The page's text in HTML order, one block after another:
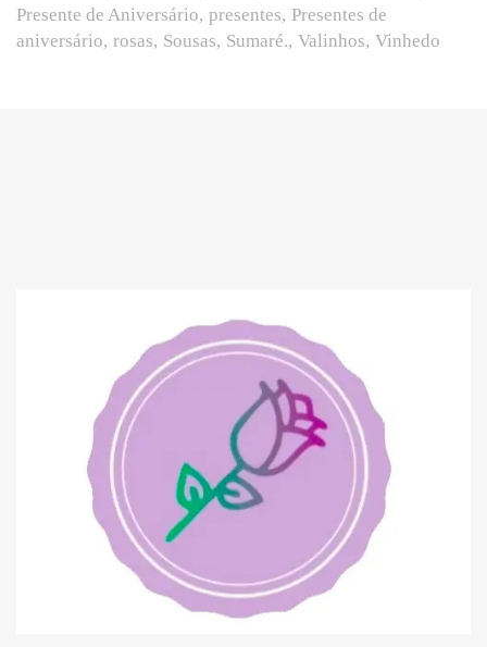
Presente de Aniversário presentes Presentes de
aniversário rosas Sousas Sumaré. Valinhos Vinhedo